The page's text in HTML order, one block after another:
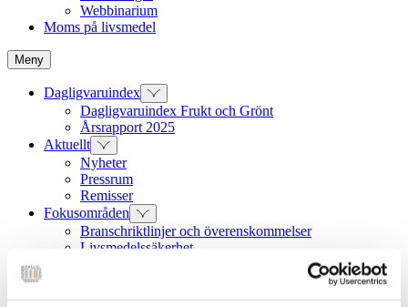
Webbinarium
Moms på livsmedel
Meny
Dagligvaruindex
Dagligvaruindex Frukt och Grönt
Årsrapport 2025
Aktuellt
Nyheter
Pressrum
Remisser
Fokusområden
Branschriktlinjer och överenskommelser
Livsmedelssäkerhet
Beredskap